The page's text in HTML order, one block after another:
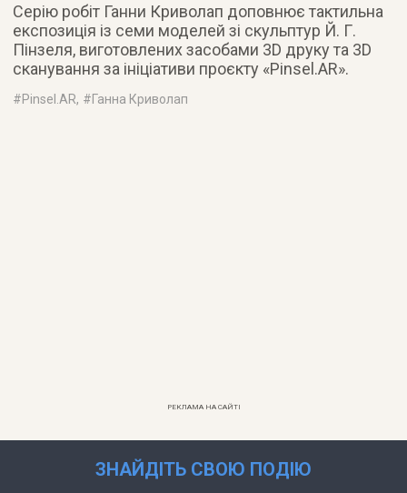
Серію робіт Ганни Криволап доповнює тактильна
експозиція із семи моделей зі скульптур Й. Г.
Пінзеля, виготовлених засобами 3D друку та 3D
сканування за ініціативи проєкту «Pinsel.AR».
#Pinsel.AR, #Ганна Криволап
РЕКЛАМА НА САЙТІ
ЗНАЙДІТЬ СВОЮ ПОДІЮ